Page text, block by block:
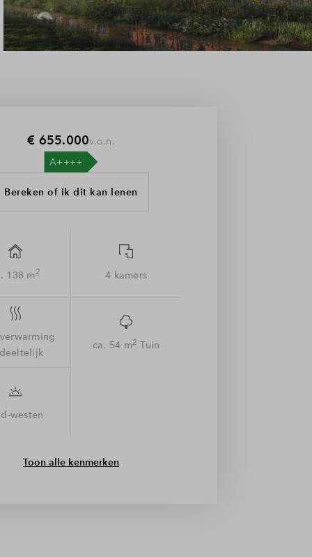
€ 655.000v.o.n.
Bereken of ik dit kan lenen
138 m2 4 kamers
ca. 54 m2 Tuin
westen
Toon alle kenmerken